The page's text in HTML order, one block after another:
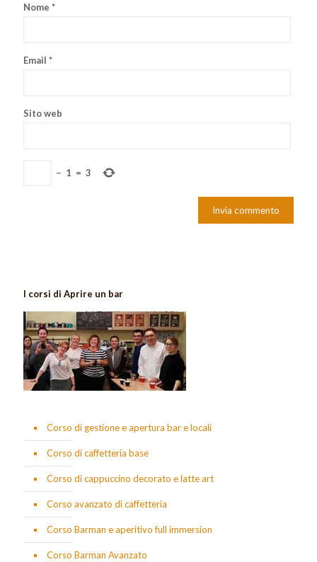
Nome *
Email *
Sito web
− 1 = 3
I corsi di Aprire un bar
Corso di gestione e apertura bar e locali
Corso di caffetteria base
Corso di cappuccino decorato e latte art
Corso avanzato di caffetteria
Corso Barman e aperitivo full immersion
Corso Barman Avanzato